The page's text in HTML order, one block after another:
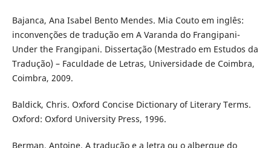
Bajanca, Ana Isabel Bento Mendes. Mia Couto em inglês:
inconvenções de tradução em A Varanda do Frangipani-
Under the Frangipani. Dissertação (Mestrado em Estudos da
Tradução) – Faculdade de Letras, Universidade de Coimbra,
Coimbra, 2009.
Baldick, Chris. Oxford Concise Dictionary of Literary Terms.
Oxford: Oxford University Press, 1996.
Berman, Antoine. A tradução e a letra ou o albergue do